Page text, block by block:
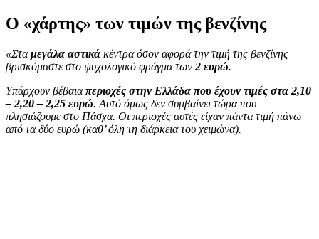
Ο «χάρτης» των τιμών της βενζίνης
«Σταμεγάλα αστικά κέντρα όσον αφορά την τιμή της βενζίνης
βρισκόμαστε στο ψυχολογικό φράγμα των 2 ευρώ.
Υπάρχουν βέβαιαπεριοχές στην Ελλάδα που έχουν τιμές στα 2,10
– 2,20 – 2,25 ευρώ. Αυτό όμως δεν συμβαίνει τώρα που
πλησιάζουμε στο Πάσχα. Οι περιοχές αυτές είχαν πάντα τιμή πάνω
από τα δύο ευρώ (καθ’ όλη τη διάρκεια του χειμώνα).